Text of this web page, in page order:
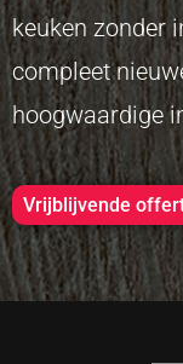
keuken zonder
compleet
hoogwaardige
Vrijblijvende